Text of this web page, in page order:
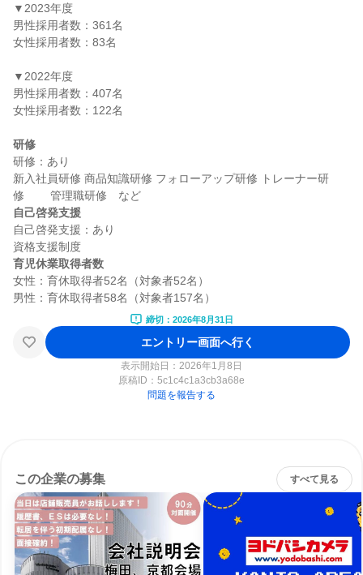
▼2023年度
男性採用者数：361名
女性採用者数：83名
▼2022年度
男性採用者数：407名
女性採用者数：122名
研修
研修：あり
新入社員研修 商品知識研修 フォローアップ研修 トレーナー研
自己啓発支援
自己啓発支援：あり
育児休業取得者数
女性：育休取得者52名（対象者52名）
締切：2026年8月31日
エントリー画面へ行く
表示開始日：2026年1月8日
原稿ID： 5c1c4c1a3cb3a68e
問題を報告する
この企業の募集 すべて見る